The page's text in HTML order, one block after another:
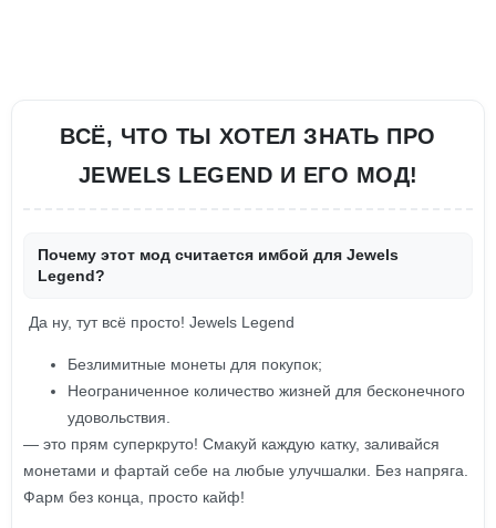
ВСЁ, ЧТО ТЫ ХОТЕЛ ЗНАТЬ ПРО
JEWELS LEGEND И ЕГО МОД!
Почему этот мод считается имбой для Jewels
Legend?
Да ну, тут всё просто! Jewels Legend
Безлимитные монеты для покупок;
Неограниченное количество жизней для бесконечного
удовольствия.
— это прям суперкруто! Смакуй каждую катку, заливайся
монетами и фартай себе на любые улучшалки. Без напряга.
Фарм без конца, просто кайф!